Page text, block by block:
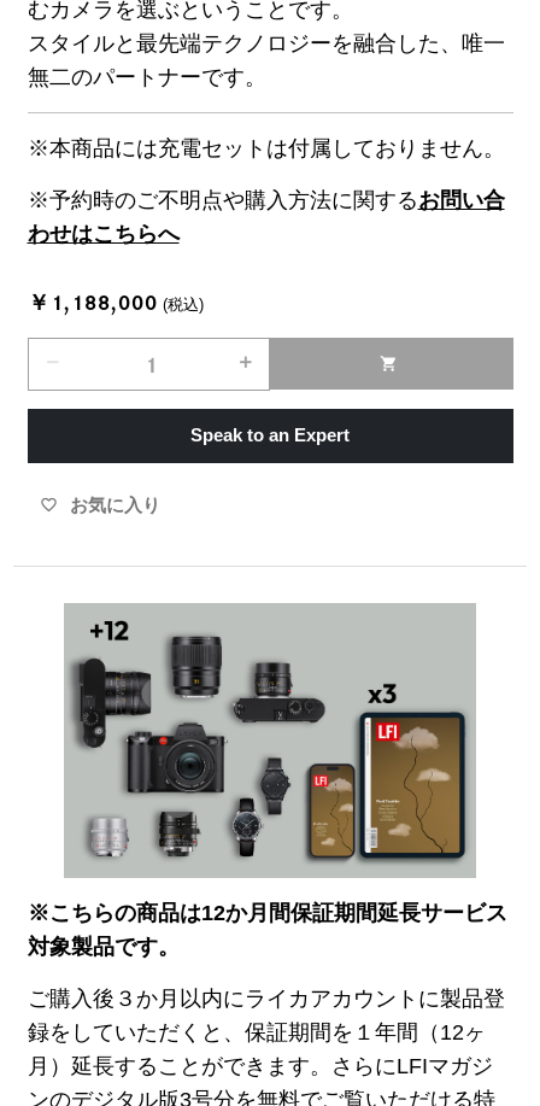
むカメラを選ぶということです。
スタイルと最先端テクノロジーを融合した、唯一
無二のパートナーです。
※本商品には充電セットは付属しておりません。
※予約時のご不明点や購入方法に関するお問い合
わせはこちらへ
￥1,188,000 (税込)
remove add shopping_cart
Speak to an Expert
favorite_border お気に入り
※こちらの商品は12か月間保証期間延長サービス
対象製品です。
ご購入後３か月以内にライカアカウントに製品登
録をしていただくと、保証期間を１年間（12ヶ
月）延長することができます。さらにLFIマガジ
ンのデジタル版3号分を無料でご覧いただける特